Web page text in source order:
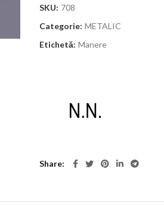
SKU: 708
Categorie: METALIC
Etichetă: Manere
Share